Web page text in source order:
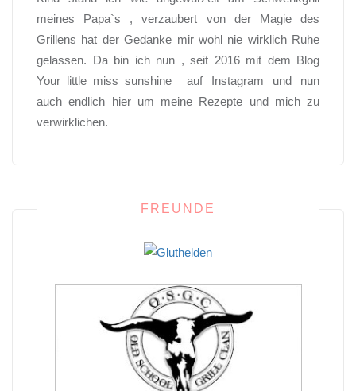
meines Papa`s , verzaubert von der Magie des
Grillens hat der Gedanke mir wohl nie wirklich Ruhe
gelassen. Da bin ich nun , seit 2016 mit dem Blog
Your_little_miss_sunshine_ auf Instagram und nun
auch endlich hier um meine Rezepte und mich zu
verwirklichen.
FREUNDE